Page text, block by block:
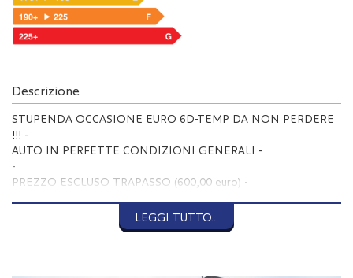
Descrizione
STUPENDA OCCASIONE EURO 6D-TEMP DA NON PERDERE
!!! -
AUTO IN PERFETTE CONDIZIONI GENERALI -
-
PREZZO ESCLUSO TRAPASSO (600,00 euro) -
LEGGI TUTTO...